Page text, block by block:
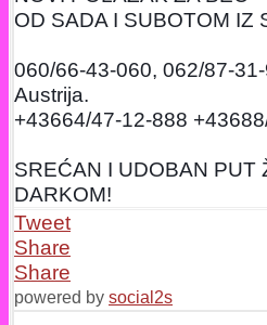
OD SADA I SUBOTOM IZ
060/66-43-060, 062/87-
Austrija.
+43664/47-12-888
SREĆAN I UDOBAN PUT
DARKOM!
Tweet
Share
Share
powered by social2s